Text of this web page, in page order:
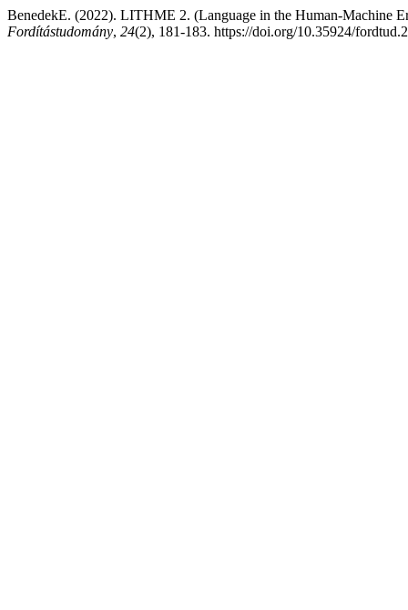
BenedekE. (2022). LITHME 2. (Language in the Human-Machine
Fordítástudomány, 24(2), 181-183. https://doi.org/10.35924/